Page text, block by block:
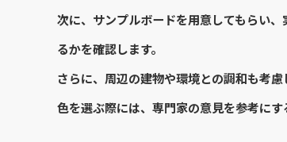
次に、サンプルボードを用意してもらい
るかを確認します。
さらに、周辺の建物や環境との調和も考慮
色を選ぶ際には、専門家の意見を参考にす